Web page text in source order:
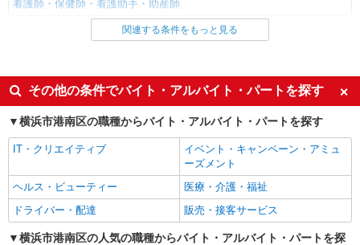
を築くチャンス！
【正社員】月給240,000〜400,000円 ・基本
給：200,000円〜220,000円 ・資格手当：10,000〜
により変動） ・固定残業手当：20,000円（10時
間） ※固定残業時間を超過する場合には超過勤務
手当として別途支給 ・夜勤手当：10,000円/1回
（上記給与とは別に支給） 下記資格をお持ちの方
歓迎 ・認知症介護基礎研修 ・初任者研修 ・実務
者研修 ・介護福祉士 など
キープ 詳細を見る
職業紹介
株式会社kotrio /●YK-S-2114506
港南台駅＊未経験でも高時給1550円〜！週3
日〜OK＊看護助手
時給1550円〜2312円 ＜交通費全支給(ガソリ
港南区港南台
看護師・保健師・看護助手・助産師
同じ雇用形態から下永谷駅の求人を探す
同じ特徴から下永谷駅の求人を探す
入社日応相談
未経験歓迎
経験者・有資格者歓迎
新卒・第二新卒歓迎
主婦・主夫歓迎
フリーター歓迎
学歴不問
ブランクOK
ミドル（40代～）活躍中
エルダー（50代～）活躍中
シニア（60代～）活躍中
関連する条件をもっと見る
その他の条件でバイト・アルバイト・パートを探す
横浜市港南区の職種からバイト・アルバイト・パートを探す
IT・クリエイティブ
イベント・キャンペーン・アミュ
ーズメント
ヘルス・ビューティー
医療・介護・福祉
ドライバー・配達
販売・接客サービス
横浜市港南区の人気の職種からバイト・アルバイト・パートを探